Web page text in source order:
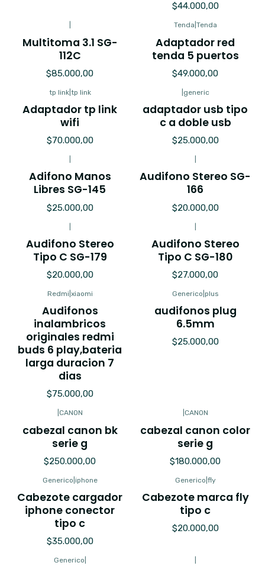
$44.000,00
Multitoma 3.1 SG-
112C
$85.000,00
Tenda Tenda
Adaptador red
tenda 5 puertos
$49.000,00
tp link| tp link
Adaptador tp link
wifi
$70.000,00
generic
adaptador usb tipo
c a doble usb
$25.000,00
Adifono Manos
Libres SG-145
$25.000,00
Audifono Stereo SG-
166
$20.000,00
Audifono Stereo
Tipo C SG-179
$20.000,00
Audifono Stereo
Tipo C SG-180
$27.000,00
Redmi xiaomi
Audifonos
inalambricos
originales redmi
buds 6 play,bateria
larga duracion 7
dias
$75.000,00
Generico plus
audifonos plug
6.5mm
$25.000,00
CANON
cabezal canon bk
serie g
$250.000,00
CANON
cabezal canon color
serie g
$180.000,00
Generico iphone
Cabezote cargador
iphone conector
tipo c
$35.000,00
Generico fly
Cabezote marca fly
tipo c
$20.000,00
Generico